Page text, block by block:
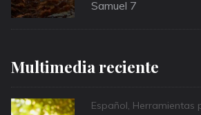
Samuel 7
Multimedia reciente
Categories
Español Herramientas